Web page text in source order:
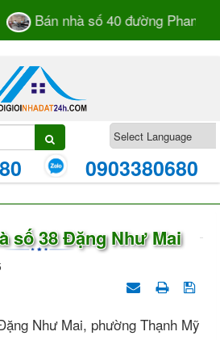
Bán nhà số 40 đường Phan Bá
0903380680
số 38 Đặng Như Mai
Như Mai, phường Thạnh Mỹ